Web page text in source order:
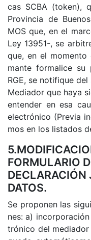
cas SCBA (to­ken),
Pro­vin­cia de
MOS que, en el
Ley 13951-, se
que, en el
man­te for­ma­li­ce su
RGE, se no­ti­fi­que
Me­dia­dor que ha­ya
en­ten­der en esa
elec­tró­ni­co (Pre­via
mos en los lis­ta­dos
FORMULARIO
DECLARACIÓN
DATOS.
Se pro­po­nen las
nes: a)
tró­ni­co del